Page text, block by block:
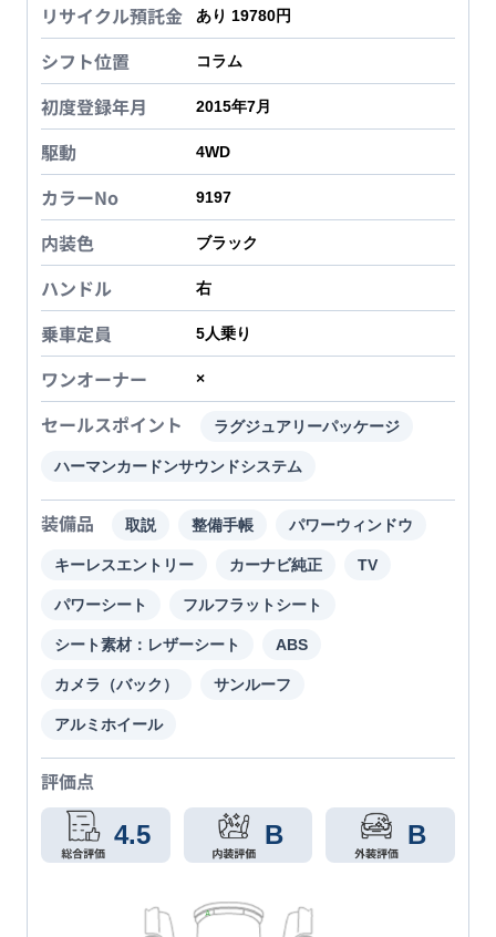
リサイクル預託金 あり 19780円
シフト位置 コラム
初度登録年月 2015年7月
駆動 4WD
カラーNo 9197
内装色 ブラック
ハンドル 右
乗車定員 5人乗り
ワンオーナー ×
セールスポイント ラグジュアリーパッケージ
ハーマンカードンサウンドシステム
装備品 取説 整備手帳 パワーウィンドウ
キーレスエントリー カーナビ純正 TV
パワーシート フルフラットシート
シート素材：レザーシート ABS
カメラ（バック） サンルーフ
アルミホイール
評価点
4.5 B B